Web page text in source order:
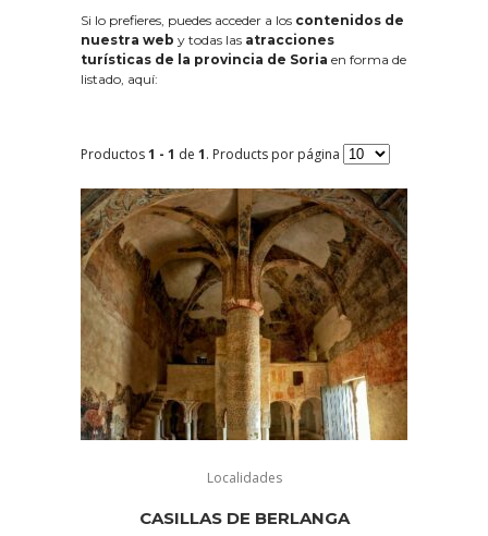
Si lo prefieres, puedes acceder a los contenidos de
nuestra web y todas las atracciones
turísticas de la provincia de Soria en forma de
listado, aquí:
Productos1 - 1 de 1. Products por página
Localidades
CASILLAS DE BERLANGA